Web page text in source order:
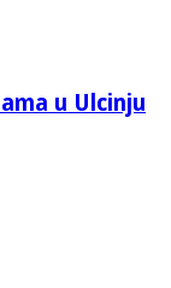
u Ulcinju